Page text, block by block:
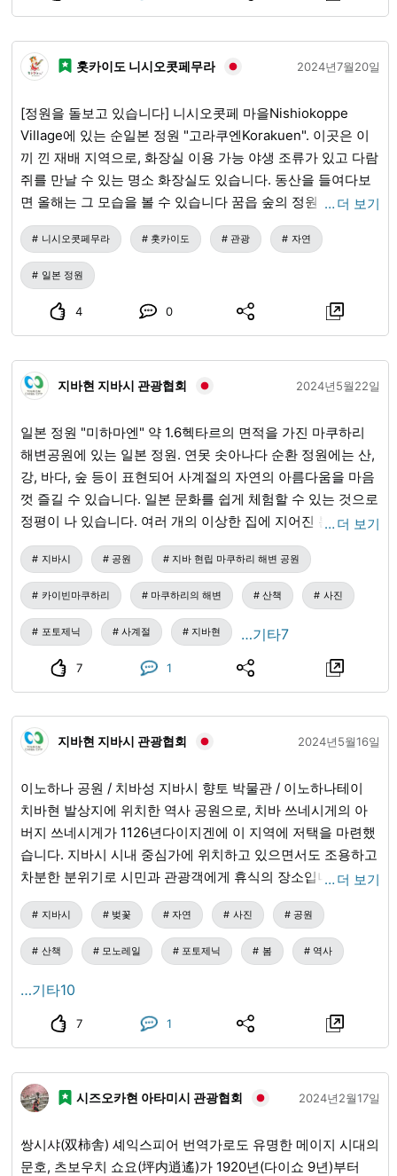
홋카이도 니시오콧페무라 2024년7월20일
[정원을 돌보고 있습니다] 니시오콧페 마을Nishiokoppe
Village에 있는 순일본 정원 "고라쿠엔Korakuen". 이곳은 이
끼 낀 재배 지역으로, 화장실 이용 가능 야생 조류가 있고 다람
쥐를 만날 수 있는 명소 화장실도 있습니다. 동산을 들여다보
면 올해는 그 모습을 볼 수 있습니다 꿈읍 숲의 정원 미스터는
낙엽을 줍는 등 정비 활동을 하고 있었습니다. 원래 임업 회사
를 경영하고 있던 사람의 개인 정원에서 지금은 마을 안에서
관리되고 있습니다. 부지 면적은 약 8,000제곱미터로 매우 넓
습니다. 돌보기가 어렵습니다. 일주일에 두 번 Yumee-e-
Mori의 정원에서 수다를 떨면서 열심히 일합니다. 올해는 5월
골든위크 이후입니다. 연못의 진흙에서 오징어는 주민센터 직
원과 함께 시작되었습니다. 비오는 날에 고라쿠엔을 다시 방
문 한다면 나는 그들이 나뭇잎을 우산처럼 머리 위에 펴서 작
업하는 것을 발견했다. 빗소리가 또렷하게 들려도 당신이 나
무 아래에 있다고 말하는 것은 거의 불가능합니다. 빗방울이
떨어지지 않는 것이 이상했다. 빗소리의 틈새에서 한 번도 들
어본 적 없는 개구리 울음소리가 들렸다. 회원들은 연못을 청
소한 결과인지 서로 이야기하고 있었다. 생물을 느끼면 정원
이 살아 숨쉬는 것 같습니다 그것은 나를 행복하게 만든다. 앞
으로 더위가 심해지기 때문에 실외에서 일할 때는 반드시 더
위 대책을 실시하십시오. 그리고 과용하지 마십시오 ... 고라쿠
엔가 있고 무료로 출입할 수 있습니다. 호텔 모리 유메우라까
지의 산책을 추천합니다. #니시오콥페 마을 #유메읍 숲의 정
원 #고라쿠엔 정원 #넓은 낙엽 #컷팅 #소나무 #이끼 #푹신푹
신한 이끼 #케어
… 더 보기
니시오콧페무라 홋카이도 관광 자연
일본 정원
4 0
지바현 지바시 관광협회 2024년5월22일
일본 정원 "미하마엔" 약 1.6헥타르의 면적을 가진 마쿠하리
해변공원에 있는 일본 정원. 연못 솟아나다 순환 정원에는 산,
강, 바다, 숲 등이 표현되어 사계절의 자연의 아름다움을 마음
껏 즐길 수 있습니다. 일본 문화를 쉽게 체험할 수 있는 것으로
정평이 나 있습니다. 여러 개의 이상한 집에 지어진 본격 찻집
"쇼라이테이"에서는 자랑의 정원을 바라보며 치바의 노포의
제철 화과자와 교토의 노포의 말차유료를 즐기면서 느긋한 시
간을 보낼 수 있습니다. 정원의 연못에서 우아하게 헤엄치는
아름다운 잉어에게 먹이를 주는 체험도 즐길 수 있습니다. 유
료 / 겨울철 정기 휴일 그 밖에도 부담없이 일본 문화를 체험할
의 가이드 투어 등 다양한 이벤트가 개최되고 있으니 참가를
희망하시는 분은 공식 홈페이지를 확인해 주세요. 가이힌 마
쿠하리 역 근처에 숙박하시는 분들은 걸어서 갈 수 있는 거리
에 있으니 꼭 방문 연장해 주세요! ■ 영업 시간 : 8 : 00-17 :
입장료 : 어른 100 엔, 초등학생, 중학생, 고등학생 50 엔 * 65
세 이상은 신분증 제시 시 입장료 무료입니다. ※ 녹차 화과자
포함 1 잔 700 엔 계절에 따라 과자가 바뀝니다 ■오시는 길:
< 열차 이용시> JR 게이요선 가이힌 마쿠하리역 남쪽 출구에
서 도보 약 10분 <자동차로> 도쿄에서 히가시칸도 '완간 나라
시노 IC' 하차 후 약 7분 히가시칸도 「완간
치바 IC」를 나와 약 5분치바 방면에서 ■주소: 지바시 미하마
구 히비노 2-116
… 더 보기
지바시 공원 지바 현립 마쿠하리 해변 공원
카이빈마쿠하리 마쿠하리의 해변 산책 사진
포토제닉 사계절 지바현 …기타7
7 1
지바현 지바시 관광협회 2024년5월16일
이노하나 공원 / 치바성 지바시 향토 박물관 / 이노하나테이
치바현 발상지에 위치한 역사 공원으로, 치바 쓰네시게의 아
버지 쓰네시게가 1126년다이지겐에 이 지역에 저택을 마련했
습니다. 지바시 시내 중심가에 위치하고 있으면서도 조용하고
차분한 분위기로 시민과 관광객에게 휴식의 장소입니다. 이노
하나 공원에는 '치바성지바시 향토 박물관/입장료 무료'이 있
으며, 지바의 마을의 초석을 마련한 치바 씨를 비롯한 지역의
역사에 관한 자료와 치바현에 관련된 다양한 특별전이 전시되
어 있습니다. 5층 전망대에서 바라보는 경치는 시내와 치바항
을 한눈에 내려다볼 수 있고, 때로는 후지산을 바라볼 수 있습
테이'에는 푸른 정원이 있고, 명물 이노하나 단고Inohana
도 있고, 일본의 전통 차 문화를 전하는 향수를 불러일으키는
찻집입니다. 이노하나 공원에서는 사계절의 자연을 만끽할 수
인기가 있습니다. 치바성 벚꽃 축제에서는 현지 식재료를 사
용한 포장마차와 푸드 트럭가 늘어서 있고, 지역 문화 및 공연
… 더 보기
지바시 벚꽃 자연 사진 공원
산책 모노레일 포토제닉 봄 역사
…기타10
7 1
시즈오카현 아타미시 관광협회 2024년2월17일
쌍시샤(双柿舎) 셰익스피어 번역가로도 유명한 메이지 시대의
문호, 츠보우치 쇼요(坪内逍遙)가 1920년(다이쇼 9년)부터